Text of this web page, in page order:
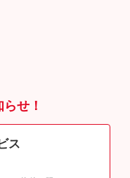
せ！
ス